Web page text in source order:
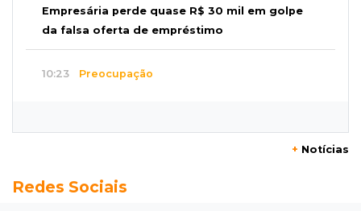
Empresária perde quase R$ 30 mil em golpe
da falsa oferta de empréstimo
10:23 Preocupação
Superávit comercial de MS cresce 17,8% com
+ Notícias
Redes Sociais